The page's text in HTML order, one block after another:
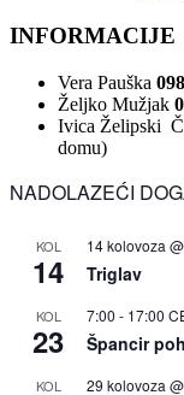
INFORMACIJE
Vera Pauška
Željko Mužjak
Ivica Želipski
domu)
NADOLAZEĆI
KOL
14
14 kolovoza
Triglav
KOL
23
7:00 - 17:00
Špancir
KOL 29 kolovoza